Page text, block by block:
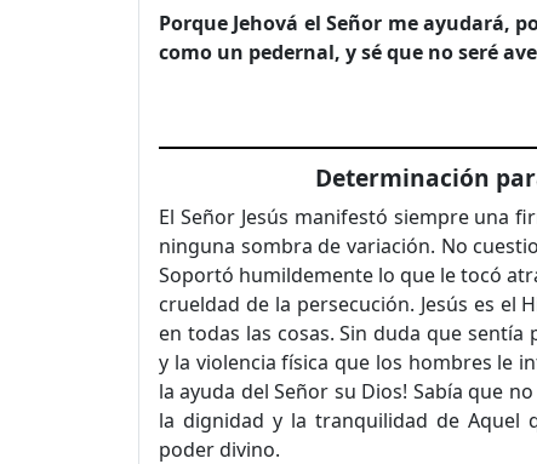
Porque Jehová el Señor me ayudará,
como un pedernal, y sé que no seré
Determinación
El Señor Jesús manifestó siempre una
ninguna sombra de variación. No
Soportó humildemente lo que le tocó
crueldad de la persecución. Jesús es
en todas las cosas. Sin duda que
y la violencia física que los hombres le
la ayuda del Señor su Dios! Sabía que
la dignidad y la tranquilidad de Aquel
poder divino.